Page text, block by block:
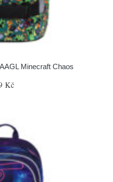
Minecraft Chaos
Kč